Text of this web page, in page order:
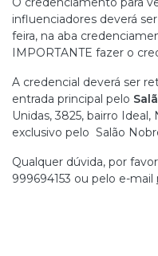
influenciadores deverá
feira, na aba
IMPORTANTE fazer o
A credencial deverá ser
entrada principal pelo
Unidas, 3825, bairro
exclusivo pelo Salão
Qualquer dúvida, por
999694153 ou pelo e-mail